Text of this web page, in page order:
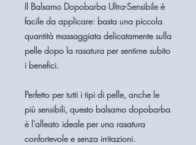
Il Balsamo Dopobarba Ultra-Sensibile è
facile da applicare: basta una piccola
quantità massaggiata delicatamente sulla
pelle dopo la rasatura per sentirne subito
i benefici.
Perfetto per tutti i tipi di pelle, anche le
più sensibili, questo balsamo dopobarba
è l'alleato ideale per una rasatura
confortevole e senza irritazioni.